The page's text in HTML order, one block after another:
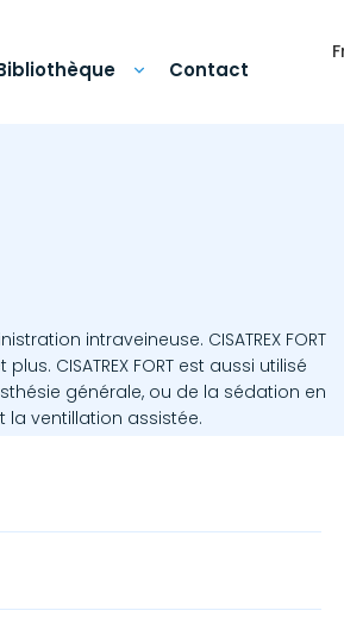
Contact
intraveineuse. CISATREX FORT
CISATREX FORT est aussi utilisé
générale, ou de la sédation en
la ventillation assistée.